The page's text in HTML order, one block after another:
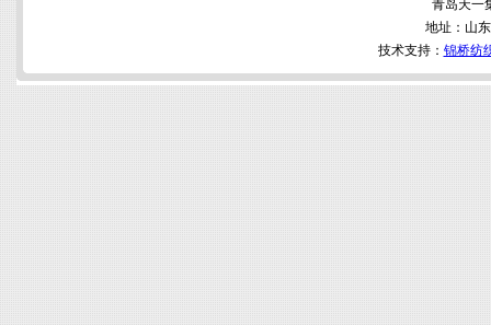
青岛天一
地址：山
技术支持： 锦桥纺